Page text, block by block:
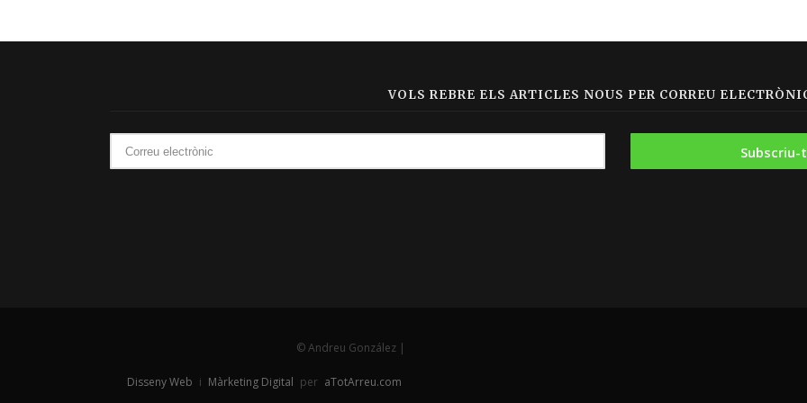
VOLS REBRE ELS ARTICLES NOUS PER CORREU
© Andreu González |
Disseny Web i Màrketing Digital per aTotArreu.com